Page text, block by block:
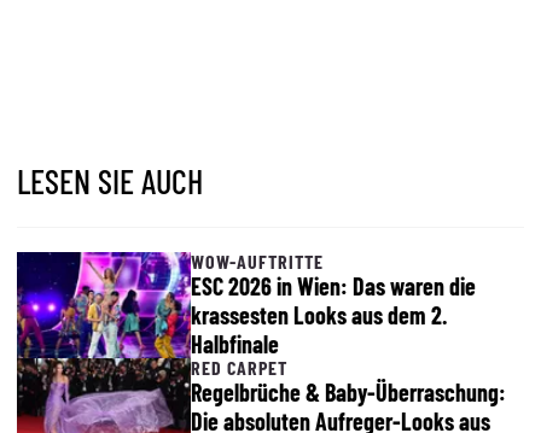
LESEN SIE AUCH
WOW-AUFTRITTE
ESC 2026 in Wien: Das waren die
krassesten Looks aus dem 2.
Halbfinale
RED CARPET
Regelbrüche & Baby-Überraschung:
Die absoluten Aufreger-Looks aus